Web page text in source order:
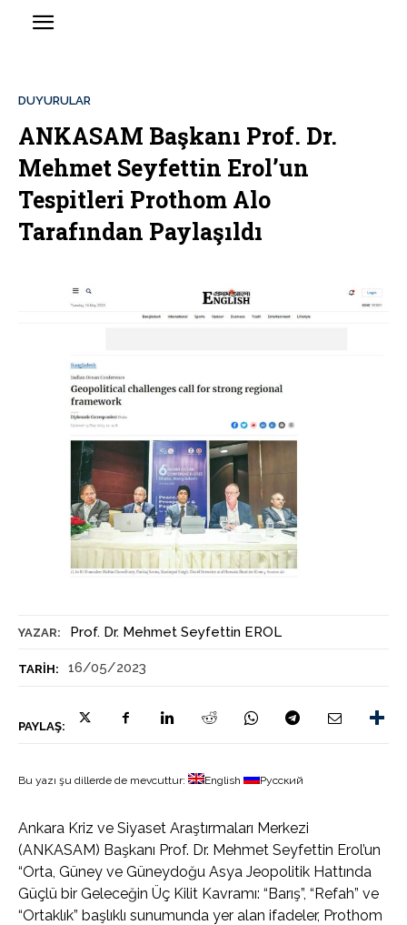
YAZAR: Prof. Dr. Mehmet Seyfettin EROL
TARIH: 16/05/2023
PAYLAŞ:
DUYURULAR
ANKASAM Başkanı Prof. Dr.
Mehmet Seyfettin Erol’un
Tespitleri Prothom Alo
Tarafından Paylaşıldı
Bu yazı şu dillerde de mevcuttur: English Русский
Ankara Kriz ve Siyaset Araştırmaları Merkezi
(ANKASAM) Başkanı Prof. Dr. Mehmet Seyfettin Erol’un
“Orta, Güney ve Güneydoğu Asya Jeopolitik Hattında
Güçlü bir Geleceğin Üç Kilit Kavramı: “Barış”, “Refah” ve
“Ortaklık” başlıklı sunumunda yer alan ifadeler, Prothom